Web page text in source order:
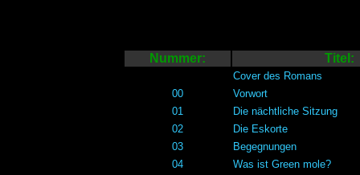
Nummer: Titel:
Cover des Romans
00
Vorwort
01
Die nächtliche Sitzung
02
Die Eskorte
03
Begegnungen
04
Was ist Green mole?